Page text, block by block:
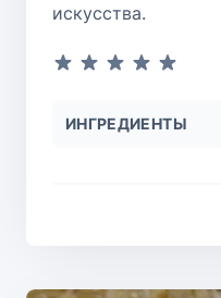
искусства.
ИНГРЕДИЕНТЫ